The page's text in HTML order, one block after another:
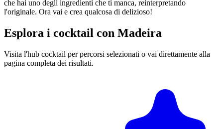
che hai uno degli ingredienti che ti manca, reinterpretando
l'originale. Ora vai e crea qualcosa di delizioso!
Esplora i cocktail con Madeira
Visita l'hub cocktail per percorsi selezionati o vai direttamente alla
pagina completa dei risultati.